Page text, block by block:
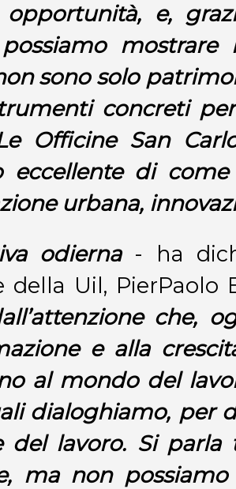
e,
sono solo
concreti
Officine San
eccellente di
urbana,
odierna- ha
della Uil,
che,
e alla
al mondo del
dialoghiamo, per
del lavoro. Si parla
ma non